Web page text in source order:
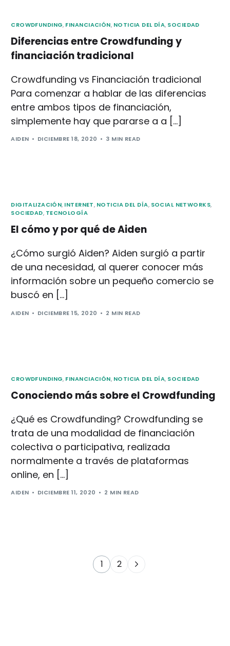
CROWDFUNDING, FINANCIACIÓN, NOTICIA DEL DÍA, SOCIEDAD
Diferencias entre Crowdfunding y
financiación tradicional
Crowdfunding vs Financiación tradicional
Para comenzar a hablar de las diferencias
entre ambos tipos de financiación,
simplemente hay que pararse a a […]
AIDEN DICIEMBRE 18, 2020 3 MIN READ
DIGITALIZACIÓN, INTERNET, NOTICIA DEL DÍA, SOCIAL NETWORKS,
SOCIEDAD, TECNOLOGÍA
El cómo y por qué de Aiden
¿Cómo surgió Aiden? Aiden surgió a partir
de una necesidad, al querer conocer más
información sobre un pequeño comercio se
buscó en […]
AIDEN DICIEMBRE 15, 2020 2 MIN READ
CROWDFUNDING, FINANCIACIÓN, NOTICIA DEL DÍA, SOCIEDAD
Conociendo más sobre el Crowdfunding
¿Qué es Crowdfunding? Crowdfunding se
trata de una modalidad de financiación
colectiva o participativa, realizada
normalmente a través de plataformas
online, en […]
AIDEN DICIEMBRE 11, 2020 2 MIN READ
1 2